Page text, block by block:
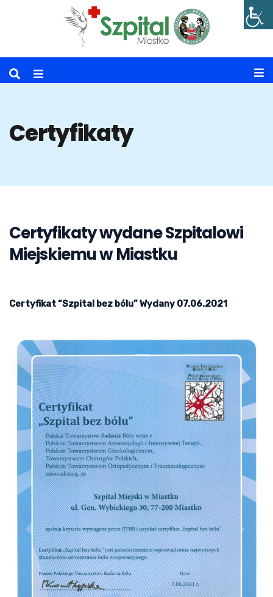
Certyfikaty
Certyfikaty wydane Szpitalowi
Miejskiemu w Miastku
Certyfikat “Szpital bez bólu” Wydany 07.06.2021